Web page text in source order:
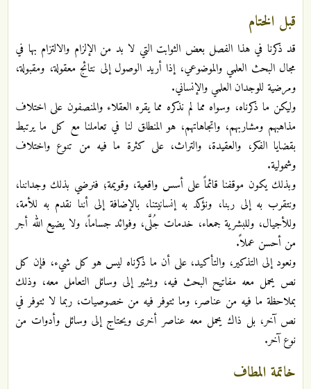
قبل الختام
قد ذكرنا في هذا الفصل بعض الثوابت التي لا بد من الإلزام والالتزام بها في
مجال البحث العلمي والموضوعي، إذا أريد الوصول إلى نتائج معقولة، ومقبولة،
ومرضية للوجدان العلمي والإنساني.
وليكن ما ذكرناه، وسواه مما لم نذكره مما يقره العقلاء والمنصفون على اختلاف
مذاهبهم ومشاربهم، واتجاهاتهم، هو المنطلق لنا في تعاملنا مع كل ما يرتبط
بقضايا الفكر، والعقيدة، والتراث، على كثرة ما فيه من تنوع واختلاف
وشمولية.
وبذلك يكون موقفنا قائماً على أسس واقعية، وقويمة؛ فنرضي بذلك وجداننا،
ونتقرب به إلى ربنا، ونؤكد به إنسانيتنا، بالإضافة إلى أننا نقدم به للأمة،
وللأجيال، وللبشرية جمعاء، خدمات جُلَّى، وفوائد جساماً، ولا يضيع الله أجر
من أحسن عملاً.
ونعود إلى التذكير، والتأكيد، على أن ما ذكرناه ليس هو كل شيء، فإن كل
نص يحمل معه مفاتيح البحث فيه، ويشير إلى وسائل التعامل معه، وذلك
بملاحظة ما فيه من عناصر، وما تتوفر فيه من خصوصيات، ربما لا تتوفر في
نص آخر، بل ذاك يحمل معه عناصر أخرى ويحتاج إلى وسائل وأدوات من
نوع آخر.
خاتمة المطاف